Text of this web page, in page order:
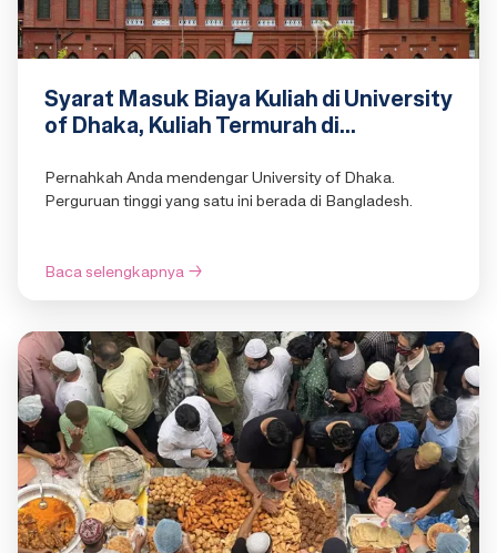
Syarat Masuk Biaya Kuliah di University
of Dhaka, Kuliah Termurah di
Pernahkah Anda mendengar University of Dhaka.
Perguruan tinggi yang satu ini berada di Bangladesh.
Baca selengkapnya→